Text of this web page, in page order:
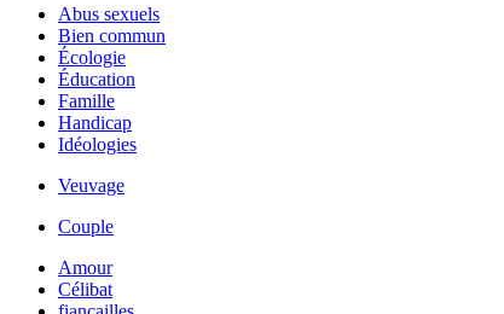
Abus sexuels
Bien commun
Écologie
Éducation
Famille
Handicap
Idéologies
Veuvage
Couple
Amour
Célibat